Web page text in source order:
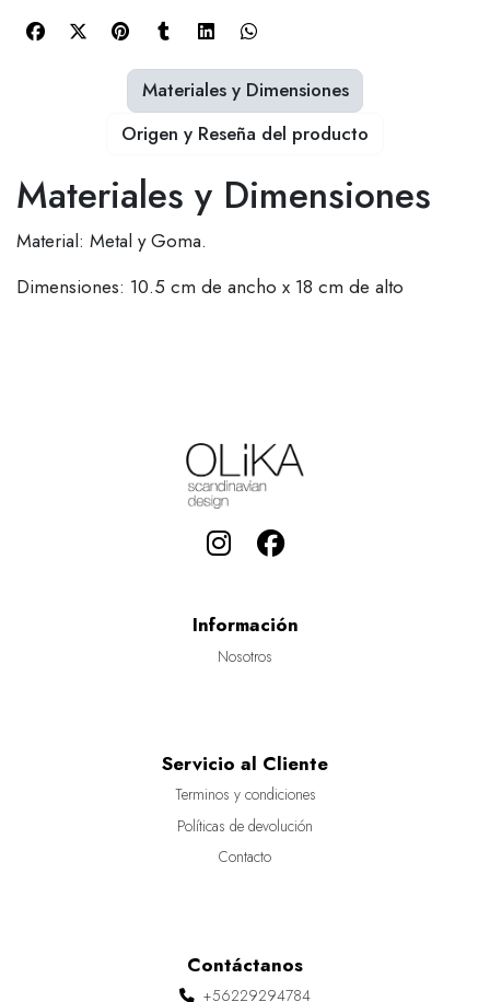
Materiales y Dimensiones
Material: Metal y Goma.
Dimensiones: 10.5 cm de ancho x 18 cm de alto
Materiales y Dimensiones
Origen y Reseña del producto
Información
Nosotros
Servicio al Cliente
Terminos y condiciones
Políticas de devolución
Contacto
Contáctanos
+56229294784